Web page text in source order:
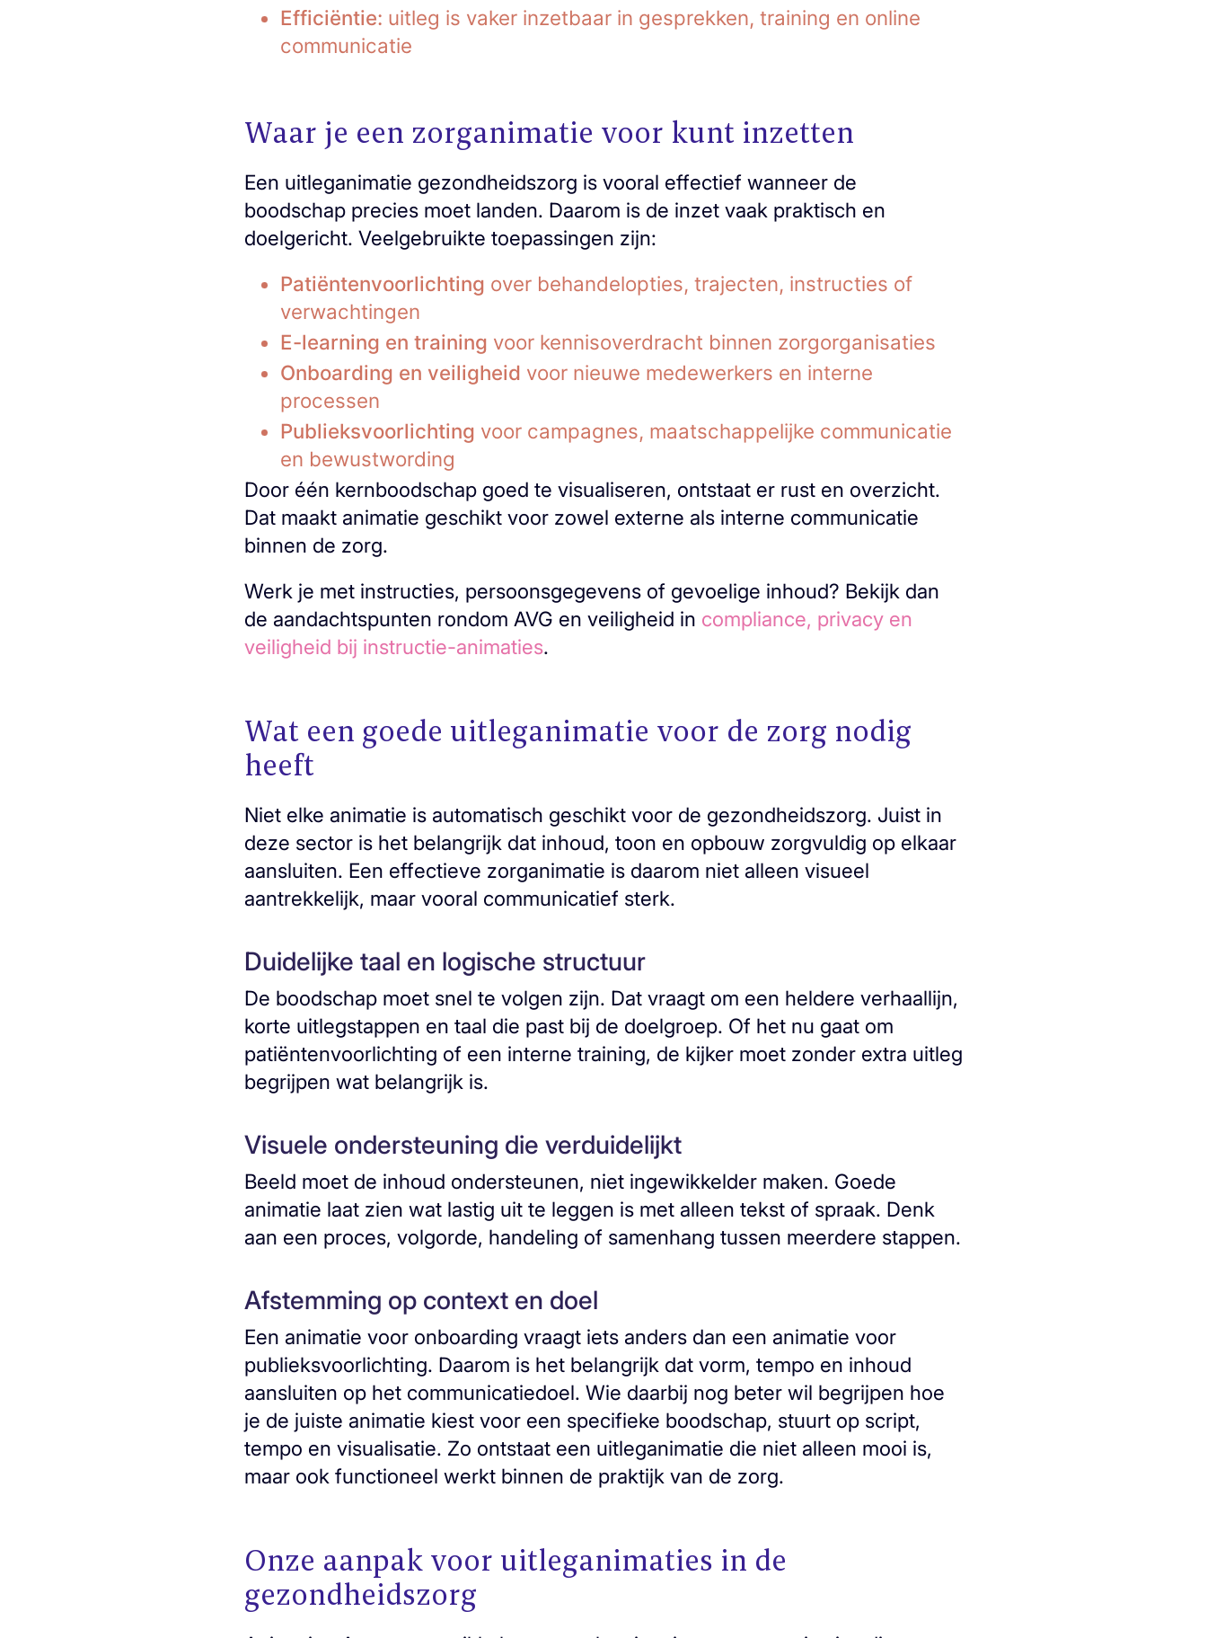
Efficiëntie: uitleg is vaker inzetbaar in gesprekken, training en online
communicatie
Waar je een zorganimatie voor kunt inzetten
Een uitleganimatie gezondheidszorg is vooral effectief wanneer de
boodschap precies moet landen. Daarom is de inzet vaak praktisch en
doelgericht. Veelgebruikte toepassingen zijn:
Patiëntenvoorlichting over behandelopties, trajecten, instructies of
verwachtingen
E-learning en training voor kennisoverdracht binnen zorgorganisaties
Onboarding en veiligheid voor nieuwe medewerkers en interne
processen
Publieksvoorlichting voor campagnes, maatschappelijke communicatie
en bewustwording
Door één kernboodschap goed te visualiseren, ontstaat er rust en overzicht.
Dat maakt animatie geschikt voor zowel externe als interne communicatie
binnen de zorg.
Werk je met instructies, persoonsgegevens of gevoelige inhoud? Bekijk dan
de aandachtspunten rondom AVG en veiligheid in compliance, privacy en
veiligheid bij instructie-animaties.
Wat een goede uitleganimatie voor de zorg nodig
heeft
Niet elke animatie is automatisch geschikt voor de gezondheidszorg. Juist in
deze sector is het belangrijk dat inhoud, toon en opbouw zorgvuldig op elkaar
aansluiten. Een effectieve zorganimatie is daarom niet alleen visueel
aantrekkelijk, maar vooral communicatief sterk.
Duidelijke taal en logische structuur
De boodschap moet snel te volgen zijn. Dat vraagt om een heldere verhaallijn,
korte uitlegstappen en taal die past bij de doelgroep. Of het nu gaat om
patiëntenvoorlichting of een interne training, de kijker moet zonder extra uitleg
begrijpen wat belangrijk is.
Visuele ondersteuning die verduidelijkt
Beeld moet de inhoud ondersteunen, niet ingewikkelder maken. Goede
animatie laat zien wat lastig uit te leggen is met alleen tekst of spraak. Denk
aan een proces, volgorde, handeling of samenhang tussen meerdere stappen.
Afstemming op context en doel
Een animatie voor onboarding vraagt iets anders dan een animatie voor
publieksvoorlichting. Daarom is het belangrijk dat vorm, tempo en inhoud
aansluiten op het communicatiedoel. Wie daarbij nog beter wil begrijpen hoe
je de juiste animatie kiest voor een specifieke boodschap, stuurt op script,
tempo en visualisatie. Zo ontstaat een uitleganimatie die niet alleen mooi is,
maar ook functioneel werkt binnen de praktijk van de zorg.
Onze aanpak voor uitleganimaties in de
gezondheidszorg